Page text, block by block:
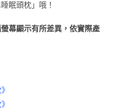
眠頭枕」哦！
幕顯示有所差異，依實際產